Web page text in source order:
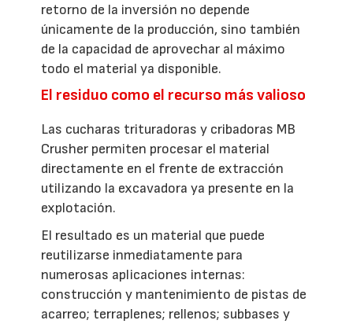
retorno de la inversión no depende
únicamente de la producción, sino también
de la capacidad de aprovechar al máximo
todo el material ya disponible.
El residuo como el recurso más valioso
Las cucharas trituradoras y cribadoras MB
Crusher permiten procesar el material
directamente en el frente de extracción
utilizando la excavadora ya presente en la
explotación.
El resultado es un material que puede
reutilizarse inmediatamente para
numerosas aplicaciones internas:
construcción y mantenimiento de pistas de
acarreo; terraplenes; rellenos; subbases y